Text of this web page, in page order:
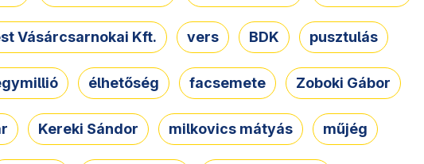
Vásárcsarnokai Kft. vers BDK pusztulás
élhetőség facsemete Zoboki Gábor
Kereki Sándor milkovics mátyás műjég